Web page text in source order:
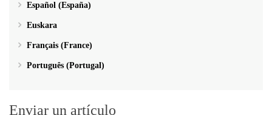
Español (España)
Euskara
Français (France)
Português (Portugal)
Enviar un artículo